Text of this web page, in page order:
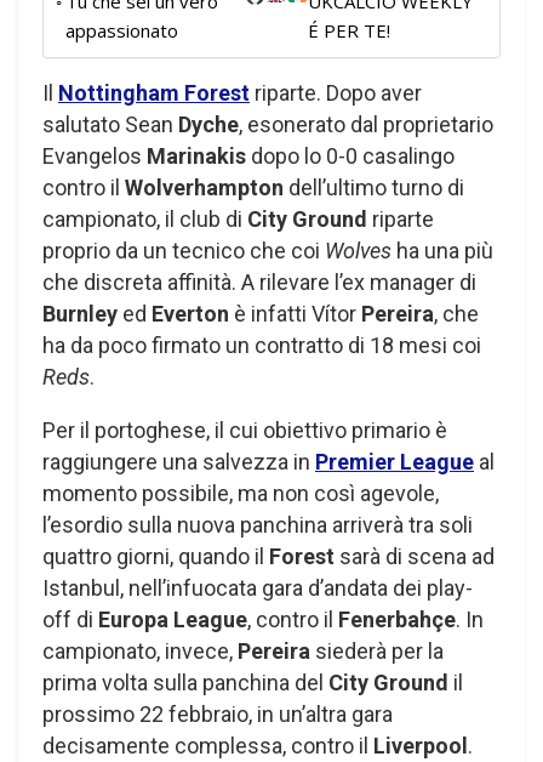
appassionato
É PER TE!
Il Nottingham Forest riparte. Dopo aver
salutato Sean Dyche, esonerato dal proprietario
Evangelos Marinakis dopo lo 0-0 casalingo
contro il Wolverhampton dell’ultimo turno di
campionato, il club di City Ground riparte
proprio da un tecnico che coi Wolves ha una più
che discreta affinità. A rilevare l’ex manager di
Burnley ed Everton è infatti Vítor Pereira, che
ha da poco firmato un contratto di 18 mesi coi
Reds.
Per il portoghese, il cui obiettivo primario è
raggiungere una salvezza in Premier League al
momento possibile, ma non così agevole,
l’esordio sulla nuova panchina arriverà tra soli
quattro giorni, quando il Forest sarà di scena ad
Istanbul, nell’infuocata gara d’andata dei play-
off di Europa League, contro il Fenerbahçe. In
campionato, invece, Pereira siederà per la
prima volta sulla panchina del City Ground il
prossimo 22 febbraio, in un’altra gara
decisamente complessa, contro il Liverpool.